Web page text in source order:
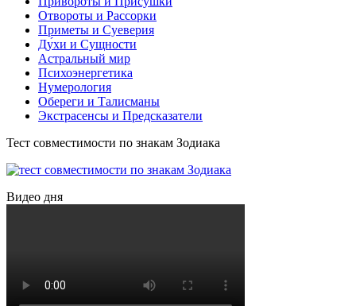
Отвороты и Рассорки
Приметы и Суеверия
Ду́хи и Сущности
Астральный мир
Психоэнергетика
Нумерология
Обереги и Талисманы
Экстрасенсы и Предсказатели
Тест совместимости по знакам Зодиака
Видео дня